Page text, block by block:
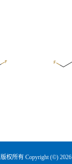
版权所有 Copyright (©) 2026